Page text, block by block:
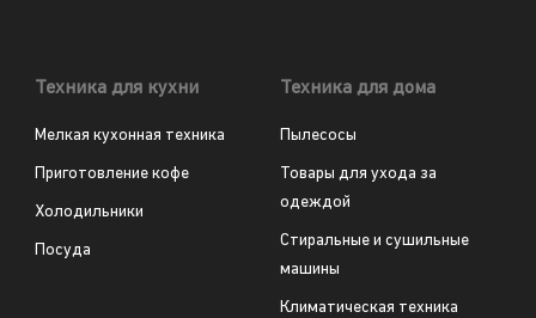
Техника для кухни
Мелкая кухонная техника
Приготовление кофе
Холодильники
Посуда
Техника для дома
Пылесосы
Товары для ухода за
одеждой
Стиральные и сушильные
машины
Климатическая техника